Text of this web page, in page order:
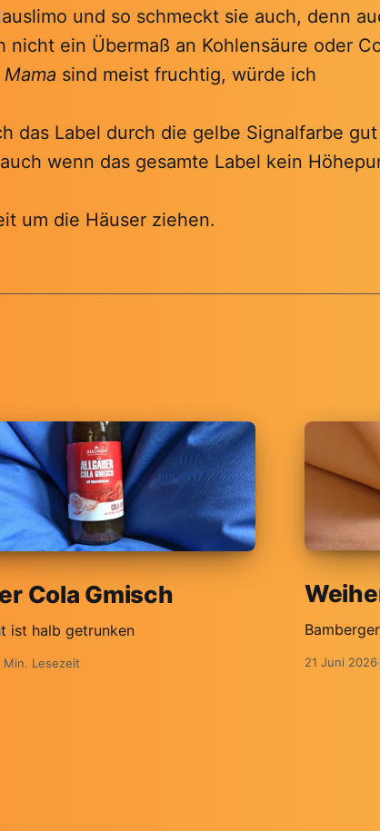
und so schmeckt sie auch, denn
ein Übermaß an Kohlensäure oder
sind meist fruchtig, würde ich
das Label durch die gelbe Signalfarbe gut
wenn das gesamte Label kein
um die Häuser ziehen.
Cola Gmisch
ist halb getrunken
Min. Lesezeit 21 Juni 2026